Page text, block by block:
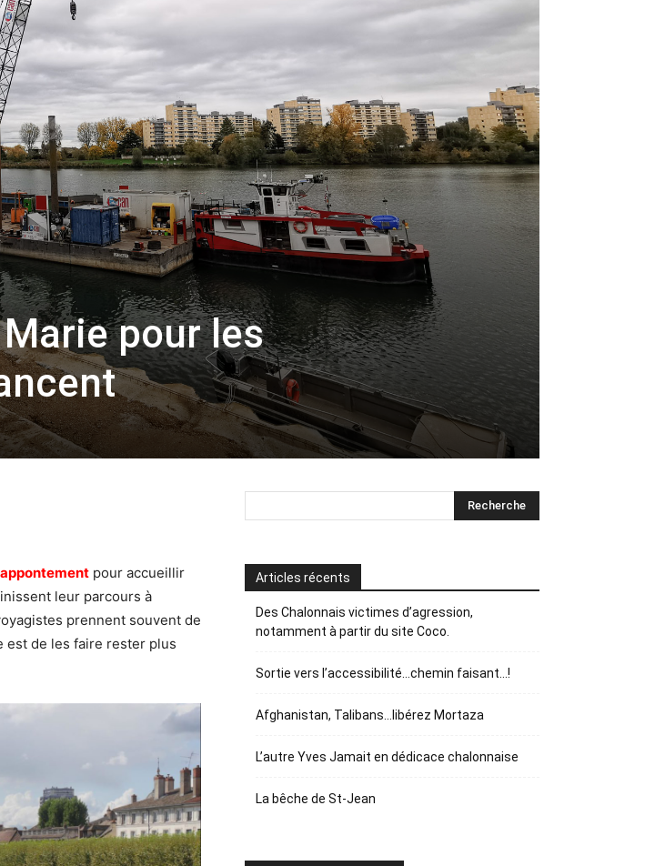
pour les
appontement pour accueillir
leur parcours à
prennent souvent de
est de les faire rester plus
Articles récents
Des Chalonnais victimes d’agression,
notamment à partir du site Coco.
Sortie vers l’accessibilité…chemin faisant…!
Afghanistan, Talibans…libérez Mortaza
L’autre Yves Jamait en dédicace chalonnaise
La bêche de St-Jean